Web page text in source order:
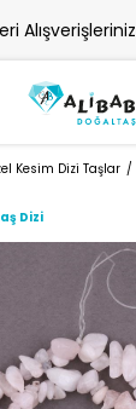
Kesim Dizi Taşlar
Dizi